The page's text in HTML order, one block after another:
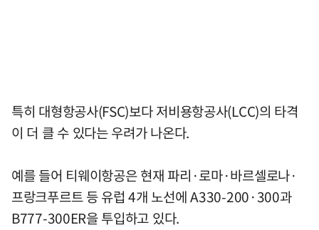
특히 대형항공사(FSC)보다 저비용항공사(LCC)의 타격
이 더 클 수 있다는 우려가 나온다.
예를 들어 티웨이항공은 현재 파리·로마·바르셀로나·
프랑크푸르트 등 유럽 4개 노선에 A330-200·300과
B777-300ER을 투입하고 있다.